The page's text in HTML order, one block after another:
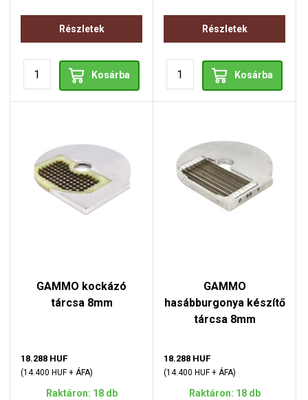
Részletek
Kosárba
Részletek
Kosárba
GAMMO kockázó
tárcsa 8mm
18.288 HUF
(14.400 HUF + ÁFA)
Raktáron: 18 db
GAMMO
hasábburgonya készítő
tárcsa 8mm
18.288 HUF
(14.400 HUF + ÁFA)
Raktáron: 18 db